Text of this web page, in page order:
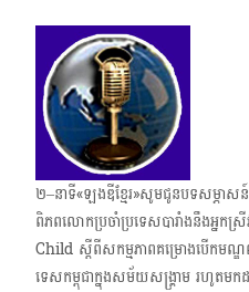
២–នាទី«ឡងឌីខ្មែរ»សូមជូនបទសម្ភាស
ពិភពលោកប្រចាំ​ប្រទេស​បារាំងនឹងអ្នកស្
Child ស្តីពីសកម្មភាពគម្រោងបើក​មណ្ឌល​
ទេសកម្ពុជាក្នុងសម័យសង្គ្រាម រហូតមកដ